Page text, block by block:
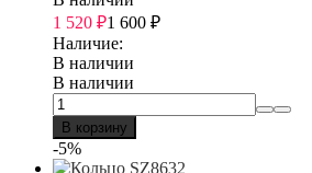
1 520 ₽1 600 ₽
Наличие:
В наличии
В наличии
В корзину
-5%